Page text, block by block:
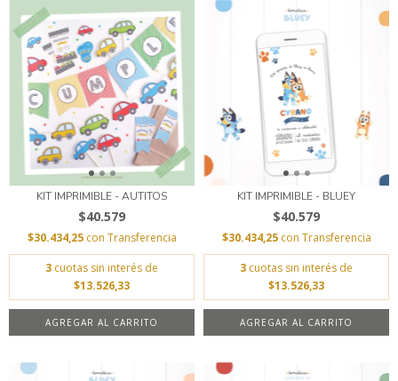
KIT IMPRIMIBLE - AUTITOS
$40.579
$30.434,25 con Transferencia
3 cuotas sin interés de
$13.526,33
AGREGAR AL CARRITO
KIT IMPRIMIBLE - BLUEY
$40.579
$30.434,25 con Transferencia
3 cuotas sin interés de
$13.526,33
AGREGAR AL CARRITO